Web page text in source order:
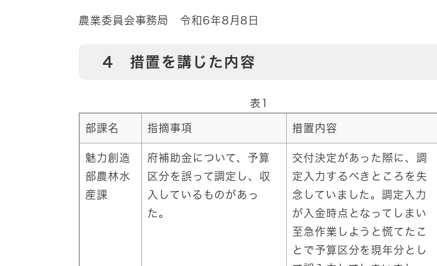
農業委員会事務局 令和6年8月8日
4 措置を講じた内容
表1
部課名 指摘事項 措置内容
魅力創造
部農林水
産課
府補助金について、予算
区分を誤って調定し、収
入しているものがあっ
た。
交付決定があった際に、調
定入力するべきところを失
念していました。調定入力
が入金時点となってしまい
至急作業しようと慌てたこ
とで予算区分を現年分とし